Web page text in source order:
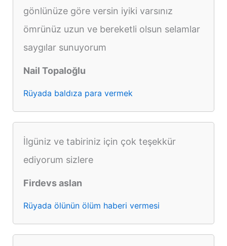
gönlünüze göre versin iyiki varsınız
ömrünüz uzun ve bereketli olsun selamlar
saygılar sunuyorum
Nail Topaloğlu
Rüyada baldıza para vermek
İlgüniz ve tabiriniz için çok teşekkür
ediyorum sizlere
Firdevs aslan
Rüyada ölünün ölüm haberi vermesi